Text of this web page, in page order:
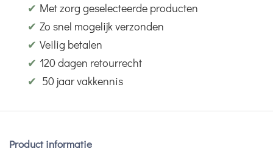
✔ Met zorg geselecteerde producten
✔ Zo snel mogelijk verzonden
✔ Veilig betalen
✔ 120 dagen retourrecht
✔ 50 jaar vakkennis
Product informatie